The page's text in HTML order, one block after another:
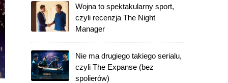
Wojna to spektakularny sport,
czyli recenzja The Night
Manager
Nie ma drugiego takiego serialu,
czyli The Expanse (bez
spolierów)